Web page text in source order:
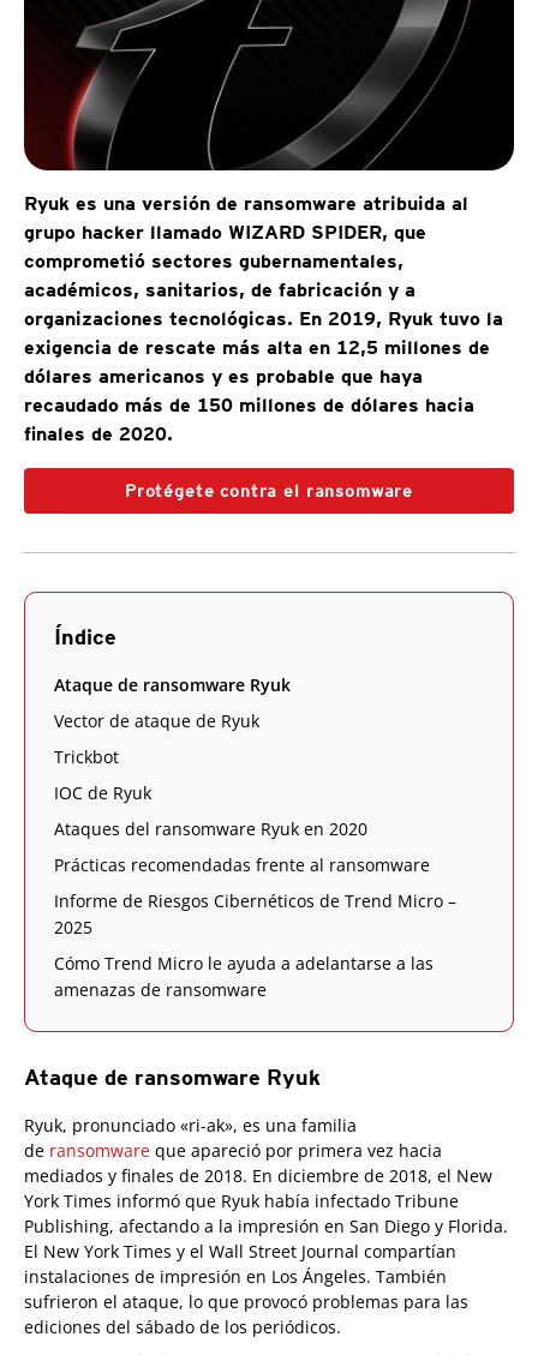
Ryuk es una versión de ransomware atribuida al
grupo hacker llamado WIZARD SPIDER, que
comprometió sectores gubernamentales,
académicos, sanitarios, de fabricación y a
organizaciones tecnológicas. En 2019, Ryuk tuvo la
exigencia de rescate más alta en 12,5 millones de
dólares americanos y es probable que haya
recaudado más de 150 millones de dólares hacia
finales de 2020.
Protégete contra el ransomware
Índice
Ataque de ransomware Ryuk
Vector de ataque de Ryuk
Trickbot
IOC de Ryuk
Ataques del ransomware Ryuk en 2020
Prácticas recomendadas frente al ransomware
Informe de Riesgos Cibernéticos de Trend Micro –
2025
Cómo Trend Micro le ayuda a adelantarse a las
amenazas de ransomware
Ataque de ransomware Ryuk
Ryuk, pronunciado «ri-ak», es una familia
de ransomware que apareció por primera vez hacia
mediados y finales de 2018. En diciembre de 2018, el New
York Times informó que Ryuk había infectado Tribune
Publishing, afectando a la impresión en San Diego y Florida.
El New York Times y el Wall Street Journal compartían
instalaciones de impresión en Los Ángeles. También
sufrieron el ataque, lo que provocó problemas para las
ediciones del sábado de los periódicos.